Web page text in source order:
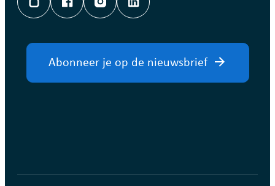
Hoplr FacebookInstagramLinkedIn
Abonneer je op de nieuwsbrief